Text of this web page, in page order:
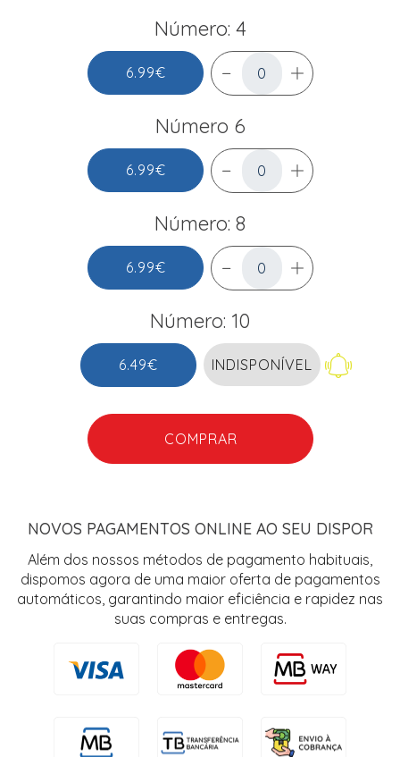
Número: 4
6.99€
Número 6
6.99€
Número: 8
6.99€
Número: 10
6.49€ INDISPONÍVEL
COMPRAR
NOVOS PAGAMENTOS ONLINE AO SEU DISPOR
Além dos nossos métodos de pagamento habituais,
dispomos agora de uma maior oferta de pagamentos
automáticos, garantindo maior eficiência e rapidez nas
suas compras e entregas.